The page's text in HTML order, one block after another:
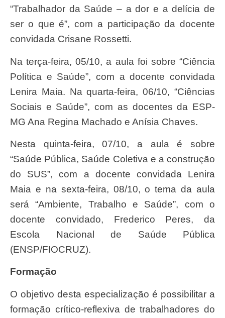
“Trabalhador da Saúde – a dor e a delícia de
ser o que é”, com a participação da docente
convidada Crisane Rossetti.
Na terça-feira, 05/10, a aula foi sobre “Ciência
Política e Saúde”, com a docente convidada
Lenira Maia. Na quarta-feira, 06/10, “Ciências
Sociais e Saúde”, com as docentes da ESP-
MG Ana Regina Machado e Anísia Chaves.
Nesta quinta-feira, 07/10, a aula é sobre
“Saúde Pública, Saúde Coletiva e a construção
do SUS”, com a docente convidada Lenira
Maia e na sexta-feira, 08/10, o tema da aula
será “Ambiente, Trabalho e Saúde”, com o
docente convidado, Frederico Peres, da
Escola Nacional de Saúde Pública
(ENSP/FIOCRUZ).
Formação
O objetivo desta especialização é possibilitar a
formação crítico-reflexiva de trabalhadores do